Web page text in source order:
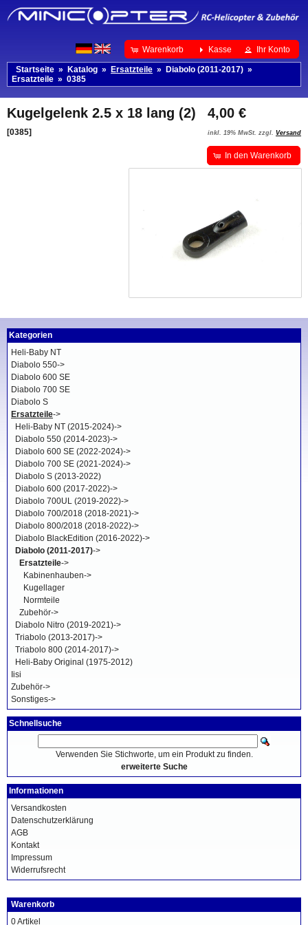
Warenkorb Kasse Ihr Konto
Startseite » Katalog » Ersatzteile » Diabolo (2011-2017) »
Ersatzteile » 0385
4,00 €
inkl. 19% MwSt. zzgl. Versand
Kugelgelenk 2.5 x 18 lang (2)
[0385]
In den Warenkorb
Kategorien
Heli-Baby NT
Diabolo 550->
Diabolo 600 SE
Diabolo 700 SE
Diabolo S
Ersatzteile->
Heli-Baby NT (2015-2024)->
Diabolo 550 (2014-2023)->
Diabolo 600 SE (2022-2024)->
Diabolo 700 SE (2021-2024)->
Diabolo S (2013-2022)
Diabolo 600 (2017-2022)->
Diabolo 700UL (2019-2022)->
Diabolo 700/2018 (2018-2021)->
Diabolo 800/2018 (2018-2022)->
Diabolo BlackEdition (2016-2022)->
Diabolo (2011-2017)->
Ersatzteile->
Kabinenhauben->
Kugellager
Normteile
Zubehör->
Diabolo Nitro (2019-2021)->
Triabolo (2013-2017)->
Triabolo 800 (2014-2017)->
Heli-Baby Original (1975-2012)
Iisi
Zubehör->
Sonstiges->
Schnellsuche
Verwenden Sie Stichworte, um ein Produkt zu finden.
erweiterte Suche
Informationen
Versandkosten
Datenschutzerklärung
AGB
Kontakt
Impressum
Widerrufsrecht
Warenkorb
0 Artikel